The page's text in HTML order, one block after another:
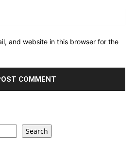
and website in this browser for the
Search